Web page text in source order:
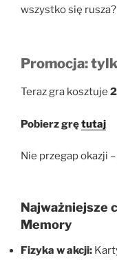
wszystko się rusza?
Promocja:
Teraz gra kosztuje
Pobierz grętutaj
Nie przegap okazji
Najważniejsze
Memory
Fizyka w akcji: